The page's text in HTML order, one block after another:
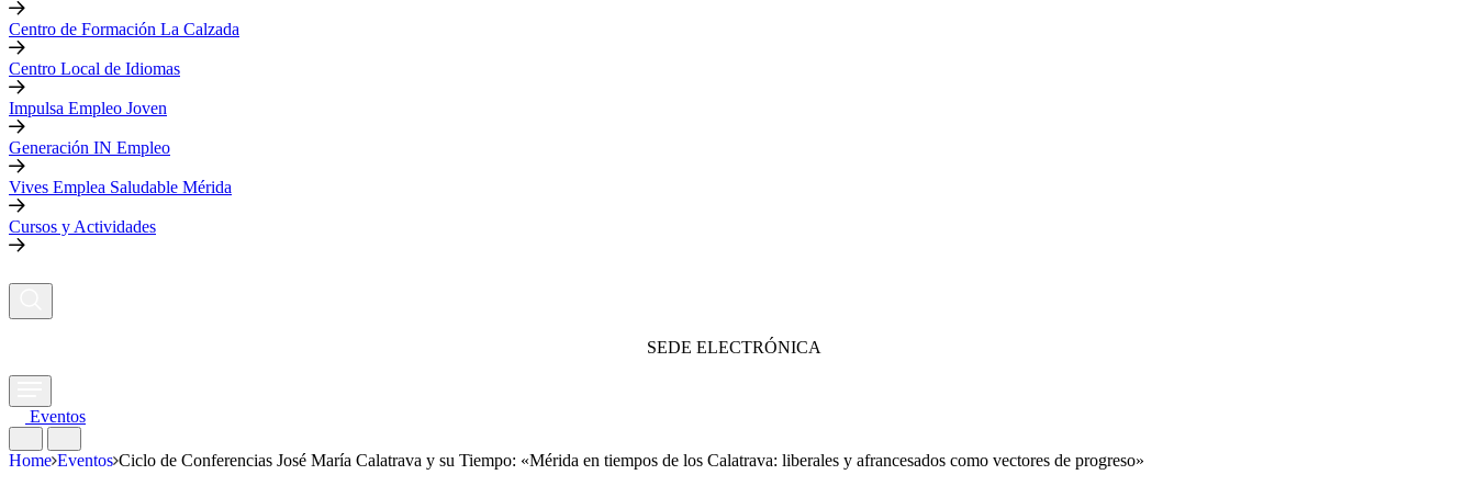
Centro de Formación La Calzada
Centro Local de Idiomas
Impulsa Empleo Joven
Generación IN Empleo
Vives Emplea Saludable Mérida
Cursos y Actividades
SEDE ELECTRÓNICA
Eventos
Home Eventos Ciclo de Conferencias José María Calatrava y su Tiempo: «Mérida en tiempos de los Calatrava: liberales y afrancesados como vectores de progreso»